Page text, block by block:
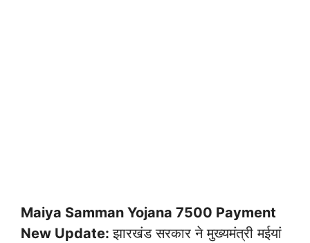
Maiya Samman Yojana 7500 Payment
New Update:झारखंड सरकार ने मुख्यमंत्री मईयां